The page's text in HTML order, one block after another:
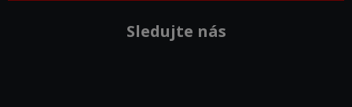
Sledujte nás